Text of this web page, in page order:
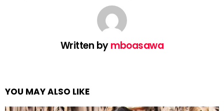
Written bymboasawa
YOU MAY ALSO LIKE